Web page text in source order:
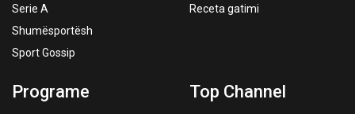
Serie A
Shumësportësh
Sport Gossip
Receta gatimi
Programe Top Channel